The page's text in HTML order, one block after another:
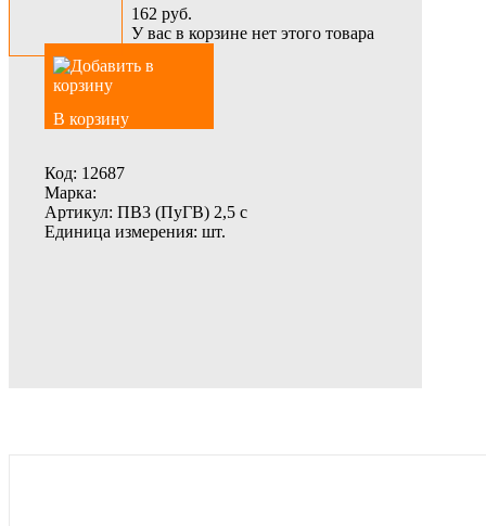
162 руб.
У вас в корзине нет этого товара
В корзину
Код: 12687
Марка:
Артикул: ПВ3 (ПуГВ) 2,5 с
Единица измерения: шт.